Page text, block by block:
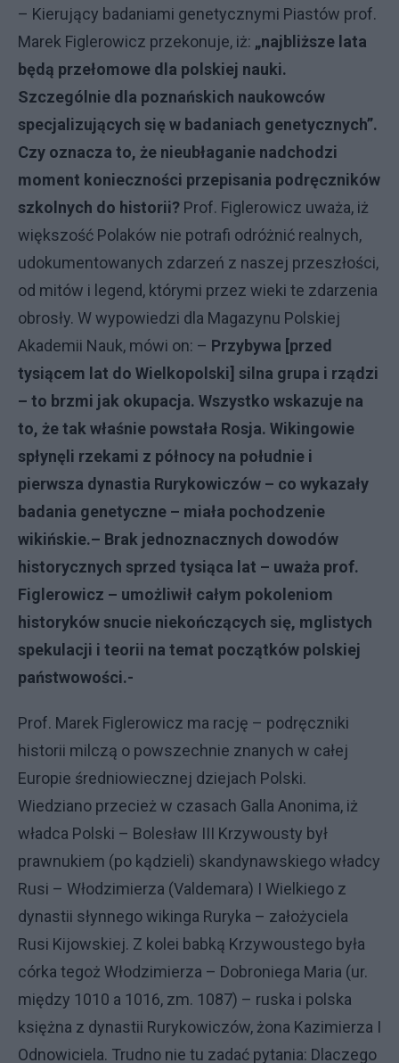
– Kierujący badaniami genetycznymi Piastów prof.
Marek Figlerowicz przekonuje, iż: „najbliższe lata
będą przełomowe dla polskiej nauki.
Szczególnie dla poznańskich naukowców
specjalizujących się w badaniach genetycznych”.
Czy oznacza to, że nieubłaganie nadchodzi
moment konieczności przepisania podręczników
szkolnych do historii? Prof. Figlerowicz uważa, iż
większość Polaków nie potrafi odróżnić realnych,
udokumentowanych zdarzeń z naszej przeszłości,
od mitów i legend, którymi przez wieki te zdarzenia
obrosły. W wypowiedzi dla Magazynu Polskiej
Akademii Nauk, mówi on: – Przybywa [przed
tysiącem lat do Wielkopolski] silna grupa i rządzi
– to brzmi jak okupacja. Wszystko wskazuje na
to, że tak właśnie powstała Rosja. Wikingowie
spłynęli rzekami z północy na południe i
pierwsza dynastia Rurykowiczów – co wykazały
badania genetyczne – miała pochodzenie
wikińskie.– Brak jednoznacznych dowodów
historycznych sprzed tysiąca lat – uważa prof.
Figlerowicz – umożliwił całym pokoleniom
historyków snucie niekończących się, mglistych
spekulacji i teorii na temat początków polskiej
państwowości.-
Prof. Marek Figlerowicz ma rację – podręczniki
historii milczą o powszechnie znanych w całej
Europie średniowiecznej dziejach Polski.
Wiedziano przecież w czasach Galla Anonima, iż
władca Polski – Bolesław III Krzywousty był
prawnukiem (po kądzieli) skandynawskiego władcy
Rusi – Włodzimierza (Valdemara) I Wielkiego z
dynastii słynnego wikinga Ruryka – założyciela
Rusi Kijowskiej. Z kolei babką Krzywoustego była
córka tegoż Włodzimierza – Dobroniega Maria (ur.
między 1010 a 1016, zm. 1087) – ruska i polska
księżna z dynastii Rurykowiczów, żona Kazimierza I
Odnowiciela. Trudno nie tu zadać pytania: Dlaczego